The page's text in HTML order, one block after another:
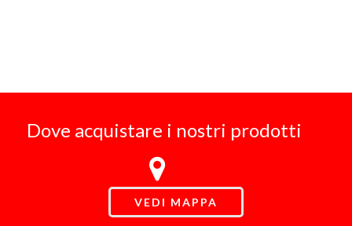
Dove acquistare i nostri prodotti
VEDI MAPPA